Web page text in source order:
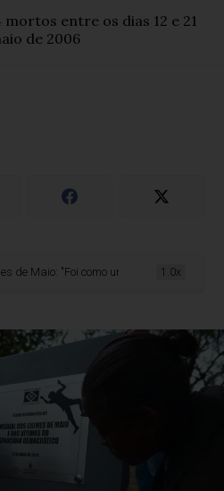
entre os dias 12 e 21
de 2006
Maio: "Foi como uma bomba que caiu em
1.0x